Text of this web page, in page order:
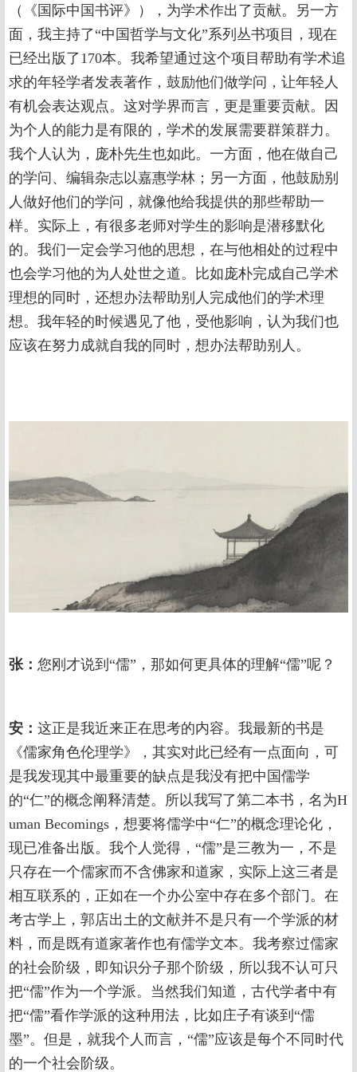
（《国际中国书评》），为学术作出了贡献。另一方
面，我主持了“中国哲学与文化”系列丛书项目，现在
已经出版了170本。我希望通过这个项目帮助有学术追
求的年轻学者发表著作，鼓励他们做学问，让年轻人
有机会表达观点。这对学界而言，更是重要贡献。因
为个人的能力是有限的，学术的发展需要群策群力。
我个人认为，庞朴先生也如此。一方面，他在做自己
的学问、编辑杂志以嘉惠学林；另一方面，他鼓励别
人做好他们的学问，就像他给我提供的那些帮助一
样。实际上，有很多老师对学生的影响是潜移默化
的。我们一定会学习他的思想，在与他相处的过程中
也会学习他的为人处世之道。比如庞朴完成自己学术
理想的同时，还想办法帮助别人完成他们的学术理
想。我年轻的时候遇见了他，受他影响，认为我们也
应该在努力成就自我的同时，想办法帮助别人。
张： 您刚才说到“儒”，那如何更具体的理解“儒”呢？
安： 这正是我近来正在思考的内容。我最新的书是
《儒家角色伦理学》，其实对此已经有一点面向，可
是我发现其中最重要的缺点是我没有把中国儒学
的“仁”的概念阐释清楚。所以我写了第二本书，名为H
uman Becomings，想要将儒学中“仁”的概念理论化，
现已准备出版。我个人觉得，“儒”是三教为一，不是
只存在一个儒家而不含佛家和道家，实际上这三者是
相互联系的，正如在一个办公室中存在多个部门。在
考古学上，郭店出土的文献并不是只有一个学派的材
料，而是既有道家著作也有儒学文本。我考察过儒家
的社会阶级，即知识分子那个阶级，所以我不认可只
把“儒”作为一个学派。当然我们知道，古代学者中有
把“儒”看作学派的这种用法，比如庄子有谈到“儒
墨”。但是，就我个人而言，“儒”应该是每个不同时代
的一个社会阶级。